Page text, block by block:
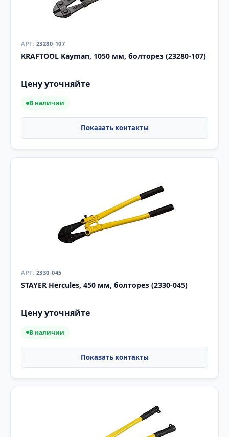
23280-107
KRAFTOOL Kayman, 1050 мм, болторез (23280-107)
Цену уточняйте
В наличии
2330-045
STAYER Hercules, 450 мм, болторез (2330-045)
Цену уточняйте
В наличии